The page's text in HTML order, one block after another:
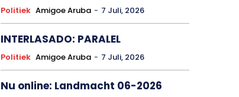
Politiek Amigoe Aruba - 7 Juli, 2026
INTERLASADO: PARALEL
Politiek Amigoe Aruba - 7 Juli, 2026
Nu online: Landmacht 06-2026